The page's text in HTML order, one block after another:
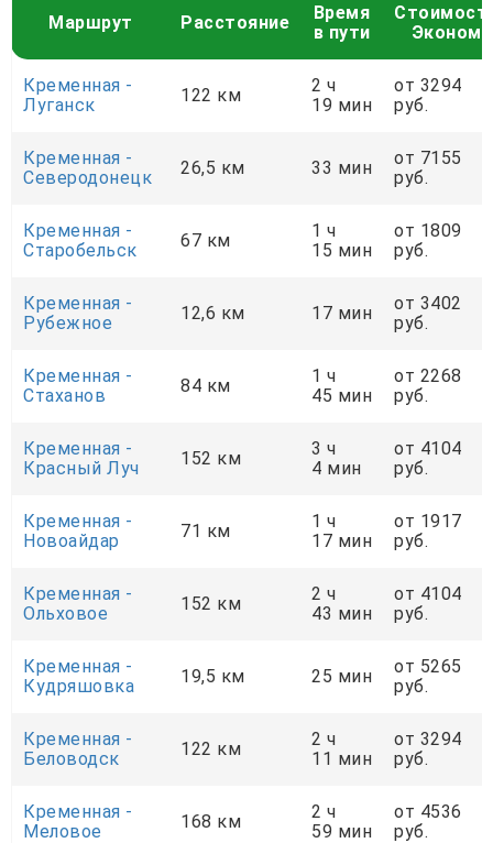
Маршрут Расстояние
Время
в пути
Эконом
Кременная -
Луганск
122 км
2 ч
19 мин
от 3294
руб.
Кременная -
Северодонецк
26,5 км 33 мин
от 7155
руб.
Кременная -
Старобельск
67 км
1 ч
15 мин
от 1809
руб.
Кременная -
Рубежное
12,6 км 17 мин
от 3402
руб.
Кременная -
Стаханов
84 км
1 ч
45 мин
от 2268
руб.
Кременная -
Красный Луч
152 км
3 ч
4 мин
от 4104
руб.
Кременная -
Новоайдар
71 км
1 ч
17 мин
от 1917
руб.
Кременная -
Ольховое
152 км
2 ч
43 мин
от 4104
руб.
Кременная -
Кудряшовка
19,5 км 25 мин
от 5265
руб.
Кременная -
Беловодск
122 км
2 ч
11 мин
от 3294
руб.
Кременная -
Меловое
168 км
2 ч
59 мин
от 4536
руб.